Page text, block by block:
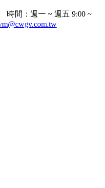
時間：週一 ~ 週五 9:00 ~